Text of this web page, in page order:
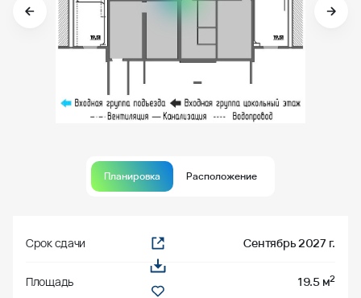
Планировка Расположение
Срок сдачи Сентябрь 2027 г.
Площадь 19.5 м2